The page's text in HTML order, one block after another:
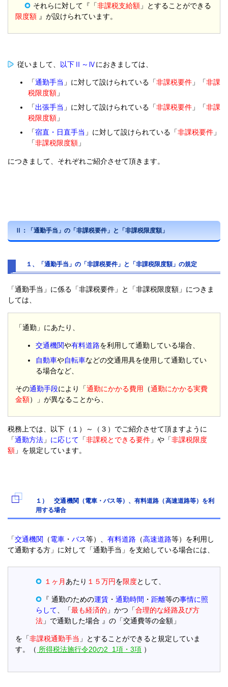
それらに対して『「非課税支給額 」とすることができる
限度額 』が設けられています。
従いまして、 以下Ⅱ～Ⅳにおきましては、
「通勤手当 」に対して設けられている「非課税要件 」「非課
税限度額 」
「出張手当 」に対して設けられている「非課税要件 」「非課
税限度額 」
「宿直・日直手当 」に対して設けられている「非課税要件 」
「非課税限度額 」
につきまして、それぞれご紹介させて頂きます。
Ⅱ：「通勤手当」の「非課税要件」と「非課税限度額」
１、「通勤手当」の「非課税要件」と「非課税限度額」の規定
「通勤手当」に係る「非課税要件」と「非課税限度額」につきま
しては、
「通勤」にあたり、
交通機関や有料道路を利用して通勤している場合、
自動車や自転車などの交通用具を使用して通勤してい
る場合など、
その通勤手段により「通勤にかかる費用 （通勤にかかる実費
金額）」が異なることから、
税務上では、以下（１）～（３）でご紹介させて頂ますように
「通勤方法 」 に応じて 「非課税とできる要件 」や「非課税限度
額 」を規定しています。
１） 交通機関（電車・バス等）、有料道路（高速道路等）を利
用する場合
「交通機関 （電車 ・ バス等）、 有料道路 （高速道路等）を利用し
て通勤する方」に対して「通勤手当」を支給している場合には、
１ヶ月 あたり １５万円を限度として、
『 通勤のための運賃 ・通勤時間 ・ 距離等の事情に照
らして 、「最も経済的 」かつ「合理的な経路及び方
法 」で通勤した場合 』の「交通費等の金額」
を「非課税通勤手当 」とすることができると規定していま
す。（ 所得税法施行令20の2 1項・3項 ）